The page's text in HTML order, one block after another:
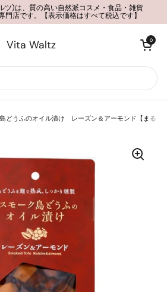
)は、質の高い自然派コスメ・食品・雑貨
門店です。【表示価格はすべて税込です】
Vita Waltz カートを開く
0
島どうふのオイル漬け レーズン＆アーモンド【まるで